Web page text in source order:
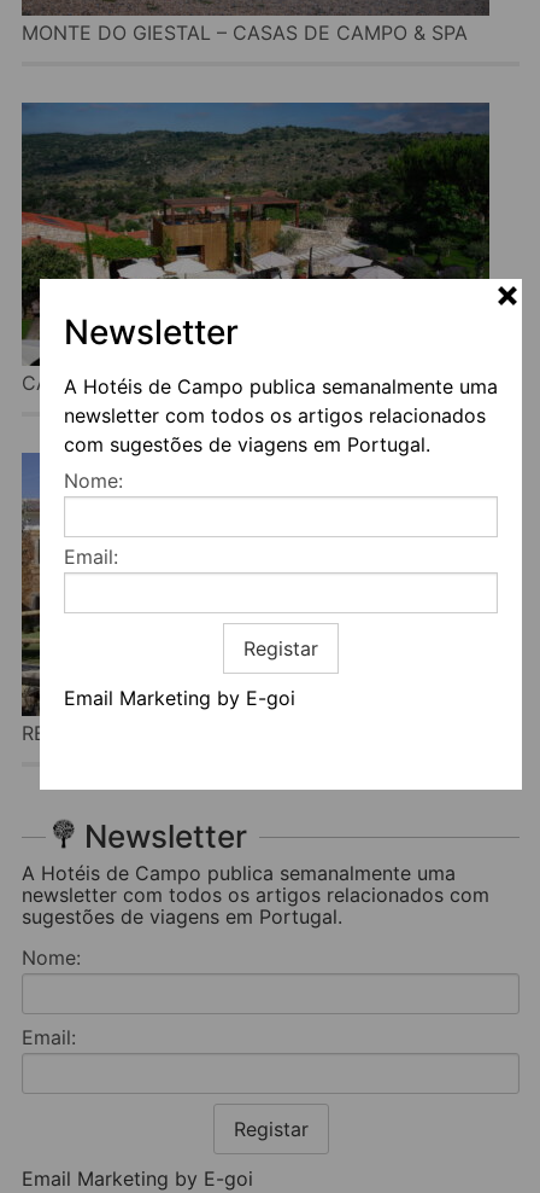
Newsletter
A Hotéis de Campo publica semanalmente uma
newsletter com todos os artigos relacionados
com sugestões de viagens em Portugal.
Nome:
Email:
Registar
Email Marketing by E-goi
MONTE DO GIESTAL – CASAS DE CAMPO & SPA
CASAS DO CÔRO
REFÚGIOS DO PINHAL
Newsletter
A Hotéis de Campo publica semanalmente uma
newsletter com todos os artigos relacionados com
sugestões de viagens em Portugal.
Nome:
Email:
Registar
Email Marketing by E-goi